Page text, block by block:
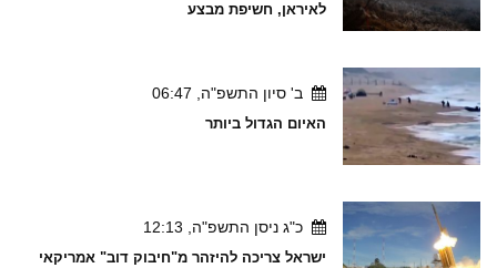
לאיראן, חשיפת מבצע
ב' סיון התשפ"ה, 06:47
האיום הגדול ביותר
כ"ג ניסן התשפ"ה, 12:13
ישראל צריכה להיזהר מ"חיבוק דוב" אמריקאי